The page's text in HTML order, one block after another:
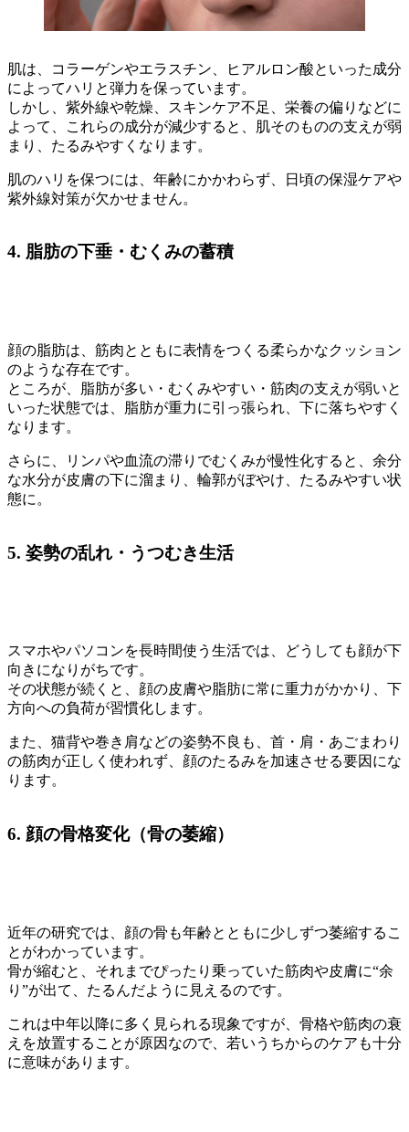
肌は、コラーゲンやエラスチン、ヒアルロン酸といった成分
によってハリと弾力を保っています。
しかし、紫外線や乾燥、スキンケア不足、栄養の偏りなどに
よって、これらの成分が減少すると、肌そのものの支えが弱
まり、たるみやすくなります。
肌のハリを保つには、年齢にかかわらず、日頃の保湿ケアや
紫外線対策が欠かせません。
4. 脂肪の下垂・むくみの蓄積
顔の脂肪は、筋肉とともに表情をつくる柔らかなクッション
のような存在です。
ところが、脂肪が多い・むくみやすい・筋肉の支えが弱いと
いった状態では、脂肪が重力に引っ張られ、下に落ちやすく
なります。
さらに、リンパや血流の滞りでむくみが慢性化すると、余分
な水分が皮膚の下に溜まり、輪郭がぼやけ、たるみやすい状
態に。
5. 姿勢の乱れ・うつむき生活
スマホやパソコンを長時間使う生活では、どうしても顔が下
向きになりがちです。
その状態が続くと、顔の皮膚や脂肪に常に重力がかかり、下
方向への負荷が習慣化します。
また、猫背や巻き肩などの姿勢不良も、首・肩・あごまわり
の筋肉が正しく使われず、顔のたるみを加速させる要因にな
ります。
6. 顔の骨格変化（骨の萎縮）
近年の研究では、顔の骨も年齢とともに少しずつ萎縮するこ
とがわかっています。
骨が縮むと、それまでぴったり乗っていた筋肉や皮膚に“余
り”が出て、たるんだように見えるのです。
これは中年以降に多く見られる現象ですが、骨格や筋肉の衰
えを放置することが原因なので、若いうちからのケアも十分
に意味があります。